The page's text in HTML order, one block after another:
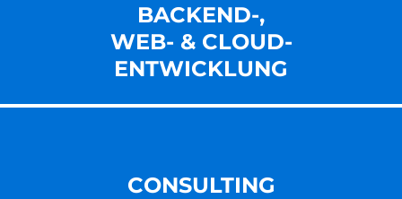
BACKEND-,
WEB- & CLOUD-
ENT­WICKLUNG
CONSULTING